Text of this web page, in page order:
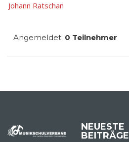
Johann Ratschan
Angemeldet: 0 Teilnehmer
NEUESTE
BEITRÄGE